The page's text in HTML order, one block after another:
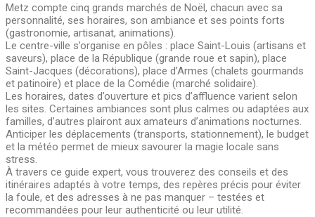
Metz compte cinq grands marchés de Noël, chacun avec sa
personnalité, ses horaires, son ambiance et ses points forts
(gastronomie, artisanat, animations).
Le centre-ville s’organise en pôles : place Saint-Louis (artisans et
saveurs), place de la République (grande roue et sapin), place
Saint-Jacques (décorations), place d’Armes (chalets gourmands
et patinoire) et place de la Comédie (marché solidaire).
Les horaires, dates d’ouverture et pics d’affluence varient selon
les sites. Certaines ambiances sont plus calmes ou adaptées aux
familles, d’autres plairont aux amateurs d’animations nocturnes.
Anticiper les déplacements (transports, stationnement), le budget
et la météo permet de mieux savourer la magie locale sans
stress.
À travers ce guide expert, vous trouverez des conseils et des
itinéraires adaptés à votre temps, des repères précis pour éviter
la foule, et des adresses à ne pas manquer – testées et
recommandées pour leur authenticité ou leur utilité.